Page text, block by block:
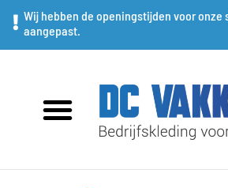
Ga
naar
Wij hebben de openingstijden voor onze
aangepast.